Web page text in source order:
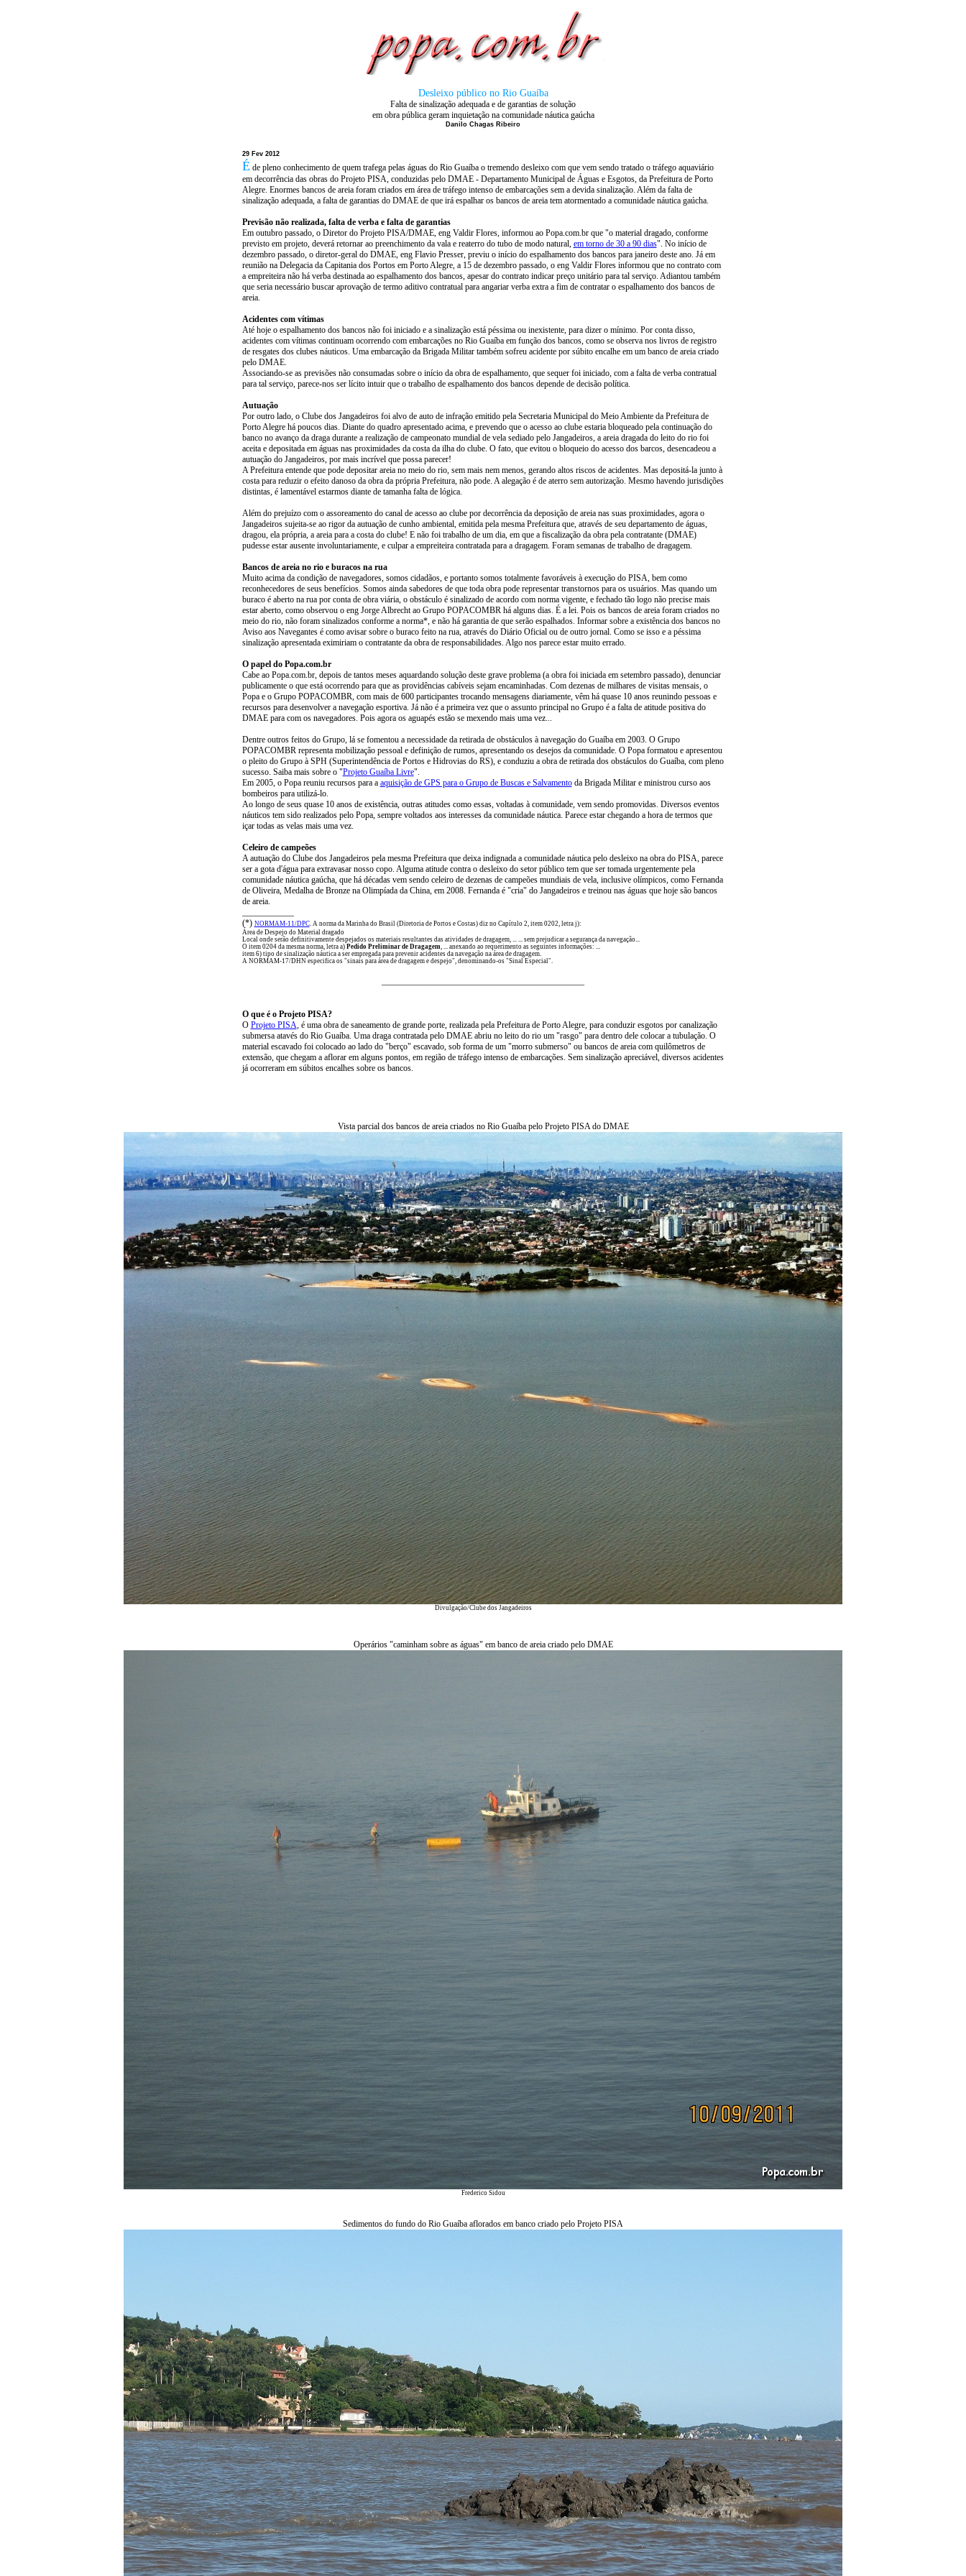
Desleixo público no Rio Guaíba
Falta de sinalização adequada e de garantias de solução
em obra pública geram inquietação na comunidade náutica gaúcha
Danilo Chagas Ribeiro
29 Fev 2012
É de pleno conhecimento de quem trafega pelas águas do Rio Guaíba o tremendo desleixo com que vem sendo tratado o tráfego aquaviário
em decorrência das obras do Projeto PISA, conduzidas pelo DMAE - Departamento Municipal de Águas e Esgotos, da Prefeitura de Porto
Alegre. Enormes bancos de areia foram criados em área de tráfego intenso de embarcações sem a devida sinalização. Além da falta de
sinalização adequada, a falta de garantias do DMAE de que irá espalhar os bancos de areia tem atormentado a comunidade náutica gaúcha.
Previsão não realizada, falta de verba e falta de garantias
Em outubro passado, o Diretor do Projeto PISA/DMAE, eng Valdir Flores, informou ao Popa.com.br que "o material dragado, conforme
previsto em projeto, deverá retornar ao preenchimento da vala e reaterro do tubo de modo natural, em torno de 30 a 90 dias". No início de
dezembro passado, o diretor-geral do DMAE, eng Flavio Presser, previu o início do espalhamento dos bancos para janeiro deste ano. Já em
reunião na Delegacia da Capitania dos Portos em Porto Alegre, a 15 de dezembro passado, o eng Valdir Flores informou que no contrato com
a empreiteira não há verba destinada ao espalhamento dos bancos, apesar do contrato indicar preço unitário para tal serviço. Adiantou também
que seria necessário buscar aprovação de termo aditivo contratual para angariar verba extra a fim de contratar o espalhamento dos bancos de
areia.
Acidentes com vítimas
Até hoje o espalhamento dos bancos não foi iniciado e a sinalização está péssima ou inexistente, para dizer o mínimo. Por conta disso,
acidentes com vítimas continuam ocorrendo com embarcações no Rio Guaíba em função dos bancos, como se observa nos livros de registro
de resgates dos clubes náuticos. Uma embarcação da Brigada Militar também sofreu acidente por súbito encalhe em um banco de areia criado
pelo DMAE.
Associando-se as previsões não consumadas sobre o início da obra de espalhamento, que sequer foi iniciado, com a falta de verba contratual
para tal serviço, parece-nos ser lícito intuir que o trabalho de espalhamento dos bancos depende de decisão política.
Autuação
Por outro lado, o Clube dos Jangadeiros foi alvo de auto de infração emitido pela Secretaria Municipal do Meio Ambiente da Prefeitura de
Porto Alegre há poucos dias. Diante do quadro apresentado acima, e prevendo que o acesso ao clube estaria bloqueado pela continuação do
banco no avanço da draga durante a realização de campeonato mundial de vela sediado pelo Jangadeiros, a areia dragada do leito do rio foi
aceita e depositada em águas nas proximidades da costa da ilha do clube. O fato, que evitou o bloqueio do acesso dos barcos, desencadeou a
autuação do Jangadeiros, por mais incrível que possa parecer!
A Prefeitura entende que pode depositar areia no meio do rio, sem mais nem menos, gerando altos riscos de acidentes. Mas depositá-la junto à
costa para reduzir o efeito danoso da obra da própria Prefeitura, não pode. A alegação é de aterro sem autorização. Mesmo havendo jurisdições
distintas, é lamentável estarmos diante de tamanha falta de lógica.
Além do prejuízo com o assoreamento do canal de acesso ao clube por decorrência da deposição de areia nas suas proximidades, agora o
Jangadeiros sujeita-se ao rigor da autuação de cunho ambiental, emitida pela mesma Prefeitura que, através de seu departamento de águas,
dragou, ela própria, a areia para a costa do clube! E não foi trabalho de um dia, em que a fiscalização da obra pela contratante (DMAE)
pudesse estar ausente involuntariamente, e culpar a empreiteira contratada para a dragagem. Foram semanas de trabalho de dragagem.
Bancos de areia no rio e buracos na rua
Muito acima da condição de navegadores, somos cidadãos, e portanto somos totalmente favoráveis à execução do PISA, bem como
reconhecedores de seus benefícios. Somos ainda sabedores de que toda obra pode representar transtornos para os usuários. Mas quando um
buraco é aberto na rua por conta de obra viária, o obstáculo é sinalizado de acordo com norma vigente, e fechado tão logo não precise mais
estar aberto, como observou o eng Jorge Albrecht ao Grupo POPACOMBR há alguns dias. É a lei. Pois os bancos de areia foram criados no
meio do rio, não foram sinalizados conforme a norma*, e não há garantia de que serão espalhados. Informar sobre a existência dos bancos no
Aviso aos Navegantes é como avisar sobre o buraco feito na rua, através do Diário Oficial ou de outro jornal. Como se isso e a péssima
sinalização apresentada eximiriam o contratante da obra de responsabilidades. Algo nos parece estar muito errado.
O papel do Popa.com.br
Cabe ao Popa.com.br, depois de tantos meses aquardando solução deste grave problema (a obra foi iniciada em setembro passado), denunciar
publicamente o que está ocorrendo para que as providências cabíveis sejam encaminhadas. Com dezenas de milhares de visitas mensais, o
Popa e o Grupo POPACOMBR, com mais de 600 participantes trocando mensagens diariamente, vêm há quase 10 anos reunindo pessoas e
recursos para desenvolver a navegação esportiva. Já não é a primeira vez que o assunto principal no Grupo é a falta de atitude positiva do
DMAE para com os navegadores. Pois agora os aguapés estão se mexendo mais uma vez...
Dentre outros feitos do Grupo, lá se fomentou a necessidade da retirada de obstáculos à navegação do Guaíba em 2003. O Grupo
POPACOMBR representa mobilização pessoal e definição de rumos, apresentando os desejos da comunidade. O Popa formatou e apresentou
o pleito do Grupo à SPH (Superintendência de Portos e Hidrovias do RS), e conduziu a obra de retirada dos obstáculos do Guaíba, com pleno
sucesso. Saiba mais sobre o "Projeto Guaíba Livre".
Em 2005, o Popa reuniu recursos para a aquisição de GPS para o Grupo de Buscas e Salvamentoda Brigada Militar e ministrou curso aos
bombeiros para utilizá-lo.
Ao longo de seus quase 10 anos de existência, outras atitudes como essas, voltadas à comunidade, vem sendo promovidas. Diversos eventos
náuticos tem sido realizados pelo Popa, sempre voltados aos interesses da comunidade náutica. Parece estar chegando a hora de termos que
içar todas as velas mais uma vez.
Celeiro de campeões
A autuação do Clube dos Jangadeiros pela mesma Prefeitura que deixa indignada a comunidade náutica pelo desleixo na obra do PISA, parece
ser a gota d'água para extravasar nosso copo. Alguma atitude contra o desleixo do setor público tem que ser tomada urgentemente pela
comunidade náutica gaúcha, que há décadas vem sendo celeiro de dezenas de campeões mundiais de vela, inclusive olímpicos, como Fernanda
de Oliveira, Medalha de Bronze na Olimpíada da China, em 2008. Fernanda é "cria" do Jangadeiros e treinou nas águas que hoje são bancos
de areia.
(*) NORMAM-11/DPC. A norma da Marinha do Brasil (Diretoria de Portos e Costas) diz no Capítulo 2, item 0202, letra j):
Área de Despejo do Material dragado
Local onde serão definitivamente despejados os materiais resultantes das atividades de dragagem, ... ... sem prejudicar a segurança da navegação...
O item 0204 da mesma norma, letra a) Pedido Preliminar de Dragagem, ... anexando ao requerimento as seguintes informações: ...
item 6) tipo de sinalização náutica a ser empregada para prevenir acidentes da navegação na área de dragagem.
A NORMAM-17/DHN especifica os "sinais para área de dragagem e despejo", denominando-os "Sinal Especial".
O que é o Projeto PISA?
O Projeto PISA, é uma obra de saneamento de grande porte, realizada pela Prefeitura de Porto Alegre, para conduzir esgotos por canalização
submersa atavés do Rio Guaíba. Uma draga contratada pelo DMAE abriu no leito do rio um "rasgo" para dentro dele colocar a tubulação. O
material escavado foi colocado ao lado do "berço" escavado, sob forma de um "morro submerso" ou bancos de areia com quilômetros de
extensão, que chegam a aflorar em alguns pontos, em região de tráfego intenso de embarcações. Sem sinalização apreciável, diversos acidentes
já ocorreram em súbitos encalhes sobre os bancos.
Vista parcial dos bancos de areia criados no Rio Guaíba pelo Projeto PISA do DMAE
Divulgação/Clube dos Jangadeiros
Operários "caminham sobre as águas" em banco de areia criado pelo DMAE
Frederico Sidou
Sedimentos do fundo do Rio Guaíba aflorados em banco criado pelo Projeto PISA